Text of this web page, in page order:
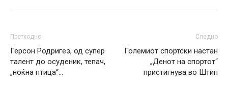
Претходно
Герсон Родригез, од супер
талент до осуденик, тепач,
„ноќна птица“…
Следно
Големиот спортски настан
„Денот на спортот“
пристигнува во Штип